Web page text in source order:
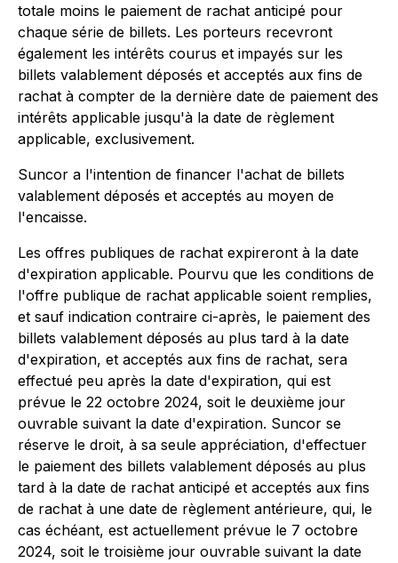
totale moins le paiement de rachat anticipé pour
chaque série de billets. Les porteurs recevront
également les intérêts courus et impayés sur les
billets valablement déposés et acceptés aux fins de
rachat à compter de la dernière date de paiement des
intérêts applicable jusqu'à la date de règlement
applicable, exclusivement.
Suncor a l'intention de financer l'achat de billets
valablement déposés et acceptés au moyen de
l'encaisse.
Les offres publiques de rachat expireront à la date
d'expiration applicable. Pourvu que les conditions de
l'offre publique de rachat applicable soient remplies,
et sauf indication contraire ci-après, le paiement des
billets valablement déposés au plus tard à la date
d'expiration, et acceptés aux fins de rachat, sera
effectué peu après la date d'expiration, qui est
prévue le 22 octobre 2024, soit le deuxième jour
ouvrable suivant la date d'expiration. Suncor se
réserve le droit, à sa seule appréciation, d'effectuer
le paiement des billets valablement déposés au plus
tard à la date de rachat anticipé et acceptés aux fins
de rachat à une date de règlement antérieure, qui, le
cas échéant, est actuellement prévue le 7 octobre
2024, soit le troisième jour ouvrable suivant la date